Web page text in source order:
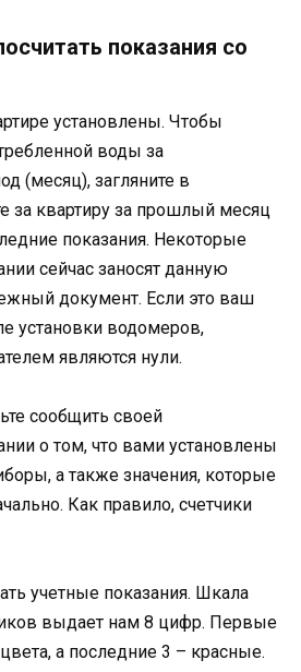
показания со
установлены. Чтобы
воды за
(месяц), загляните в
за квартиру за прошлый месяц
показания. Некоторые
сейчас заносят данную
документ. Если это ваш
установки водомеров,
являются нули.
сообщить своей
о том, что вами установлены
а также значения, которые
Как правило, счетчики
учетные показания. Шкала
выдает нам 8 цифр. Первые
а последние 3 – красные.